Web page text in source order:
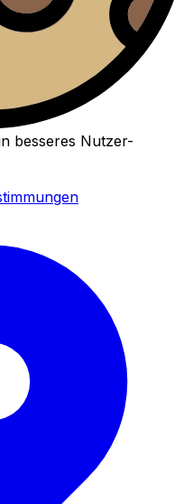
besseres Nutzer-